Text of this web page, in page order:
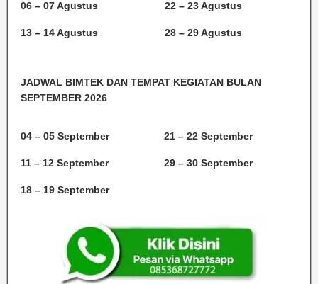
06 – 07 Agustus 22 – 23 Agustus
13 – 14 Agustus 28 – 29 Agustus
JADWAL BIMTEK DAN TEMPAT KEGIATAN BULAN
SEPTEMBER 2026
04 – 05 September 21 – 22 September
11 – 12 September 29 – 30 September
18 – 19 September